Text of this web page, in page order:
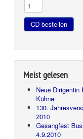
Meist gelesen
Neue Dirigentin
Kühne
130.
2010
Gesangfest
4.9.2010